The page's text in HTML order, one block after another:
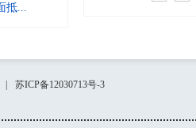
抵...
苏ICP备12030713号-3